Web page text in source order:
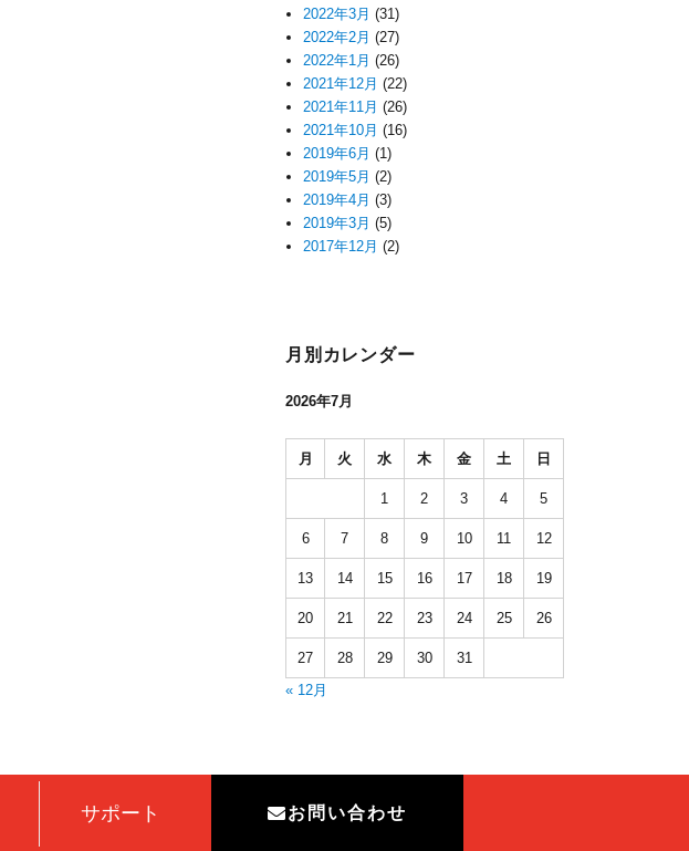
2022年3月 (31)
2022年2月 (27)
2022年1月 (26)
2021年12月 (22)
2021年11月 (26)
2021年10月 (16)
2019年6月 (1)
2019年5月 (2)
2019年4月 (3)
2019年3月 (5)
2017年12月 (2)
月別カレンダー
2026年7月
月 火 水 木 金 土 日
1 2 3 4 5
6 7 8 9 10 11 12
13 14 15 16 17 18 19
20 21 22 23 24 25 26
27 28 29 30
31
« 12月
サポート お問い合わせ